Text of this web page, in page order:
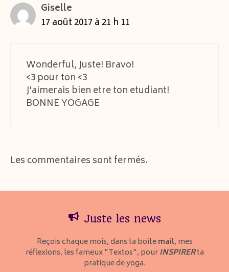
Giselle
17 août 2017 à 21 h 11
Wonderful, Juste! Bravo!
<3 pour ton <3
J'aimerais bien etre ton etudiant!
BONNE YOGAGE
Les commentaires sont fermés.
Juste les news
Reçois chaque mois, dans ta boîtemail, mes
réflexions, les fameux "Textos", pourINSPIRERta
pratique de yoga.